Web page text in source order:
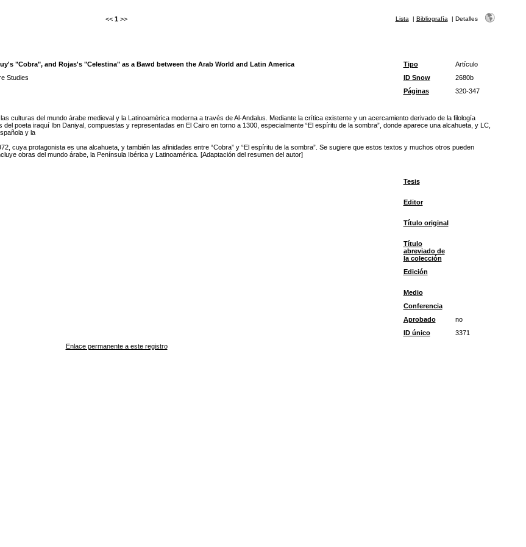
<< 1 >> Lista | Bibliografía | Detalles
"Cobra", and Rojas's "Celestina" as a Bawd between the Arab World and Latin America Tipo
Artículo
Studies ID Snow
2680b
Páginas
320-347
culturas del mundo árabe medieval y la Latinoamérica moderna a través de Al-Andalus. Mediante la crítica existente y un acercamiento derivado de la filología
poeta iraquí Ibn Daniyal, compuestas y representadas en El Cairo en torno a 1300, especialmente “El espíritu de la sombra”, donde aparece una alcahueta, y LC,
y la
cuya protagonista es una alcahueta, y también las afinidades entre “Cobra” y “El espíritu de la sombra”. Se sugiere que estos textos y muchos otros pueden
obras del mundo árabe, la Península Ibérica y Latinoamérica. [Adaptación del resumen del autor]
Tesis
Editor
Título original
Título
abreviado de
la colección
Edición
Medio
Conferencia
Aprobado
no
ID único
3371
Enlace permanente a este registro